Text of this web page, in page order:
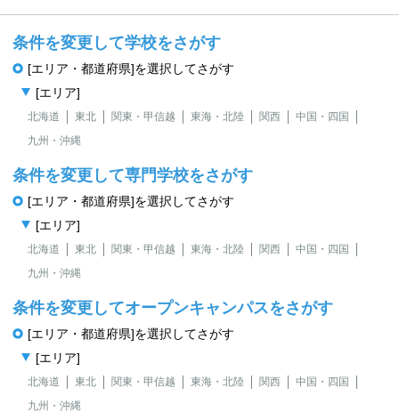
条件を変更して学校をさがす
[エリア・都道府県]を選択してさがす
[エリア]
北海道 東北 関東・甲信越 東海・北陸 関西
中国・四国
九州・沖縄
条件を変更して専門学校をさがす
[エリア・都道府県]を選択してさがす
[エリア]
北海道 東北 関東・甲信越 東海・北陸 関西
中国・四国
九州・沖縄
条件を変更してオープンキャンパスをさがす
[エリア・都道府県]を選択してさがす
[エリア]
北海道 東北 関東・甲信越 東海・北陸 関西
中国・四国
九州・沖縄